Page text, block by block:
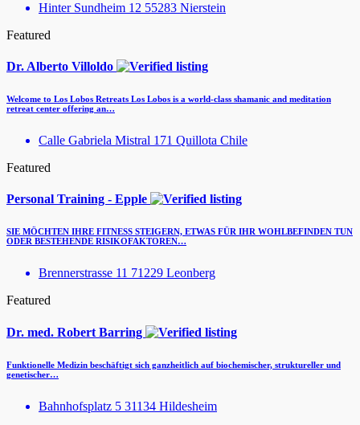
Hinter Sundheim 12 55283 Nierstein
Featured
Dr. Alberto Villoldo
Welcome to Los Lobos Retreats Los Lobos is a world-class shamanic and meditation
retreat center offering an…
Calle Gabriela Mistral 171 Quillota Chile
Featured
Personal Training - Epple
SIE MÖCHTEN IHRE FITNESS STEIGERN, ETWAS FÜR IHR WOHLBEFINDEN TUN
ODER BESTEHENDE RISIKOFAKTOREN…
Brennerstrasse 11 71229 Leonberg
Featured
Dr. med. Robert Barring
Funktionelle Medizin beschäftigt sich ganzheitlich auf biochemischer, struktureller und
genetischer…
Bahnhofsplatz 5 31134 Hildesheim